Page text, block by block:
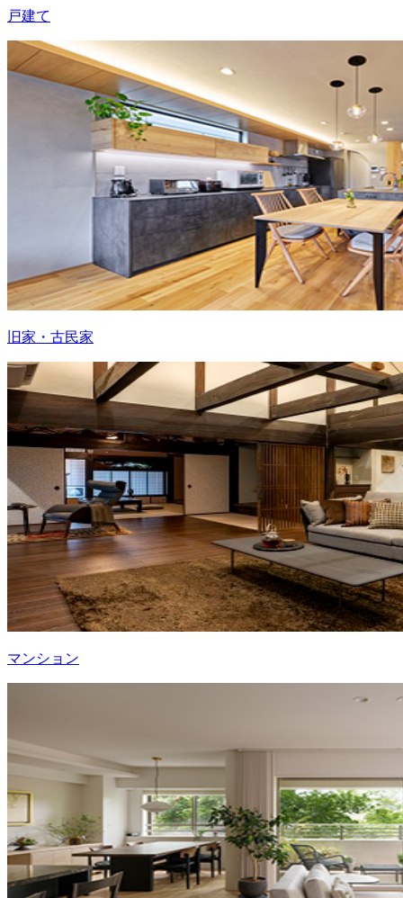
戸建て
旧家・古民家
マンション